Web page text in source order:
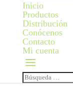
Inicio
Productos
Distribución
Conócenos
Contacto
Mi cuenta